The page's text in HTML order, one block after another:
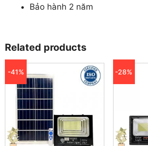
Bảo hành 2 năm
Related products
-41% -28%